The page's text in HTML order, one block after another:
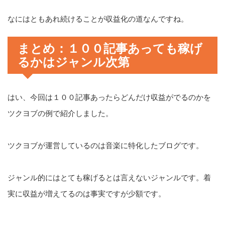
なにはともあれ続けることが収益化の道なんですね。
まとめ：１００記事あっても稼げ
るかはジャンル次第
はい、今回は１００記事あったらどんだけ収益がでるのかを
ツクヨブの例で紹介しました。
ツクヨブが運営しているのは音楽に特化したブログです。
ジャンル的にはとても稼げるとは言えないジャンルです。着
実に収益が増えてるのは事実ですが少額です。